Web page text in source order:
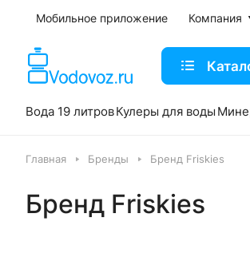
Мобильное приложение Компания
Вода 19 литровКулеры для воды
Главная Бренды Бренд Friskies
Бренд Friskies